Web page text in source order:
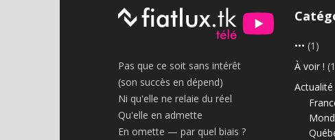
Pas que ce soit sans intérêt
(son succès en dépend)
Ni qu'elle ne relaie du réel
Qu'elle en admette
En omette — par quel biais ?
••• (1)
À voir !
Actualité